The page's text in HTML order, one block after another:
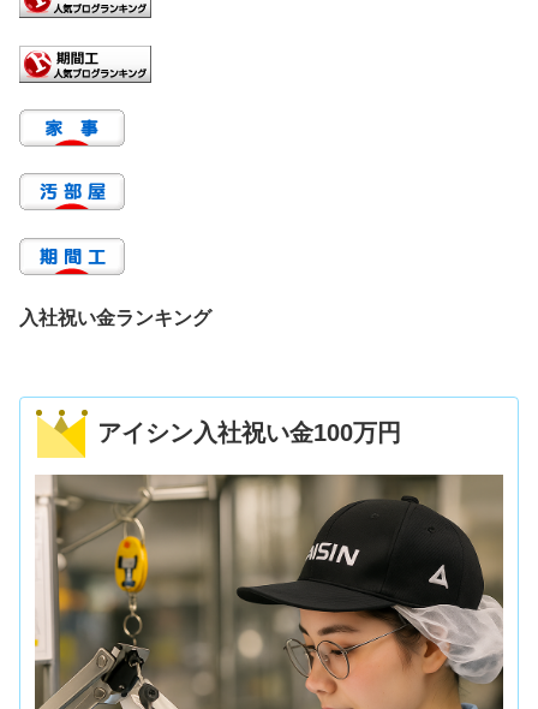
入社祝い金ランキング
アイシン入社祝い金100万円